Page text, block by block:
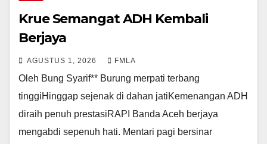
Krue Semangat ADH Kembali
Berjaya
AGUSTUS 1, 2026 FMLA
Oleh Bung Syarif** Burung merpati terbang
tinggiHinggap sejenak di dahan jatiKemenangan ADH
diraih penuh prestasiRAPI Banda Aceh berjaya
mengabdi sepenuh hati. Mentari pagi bersinar